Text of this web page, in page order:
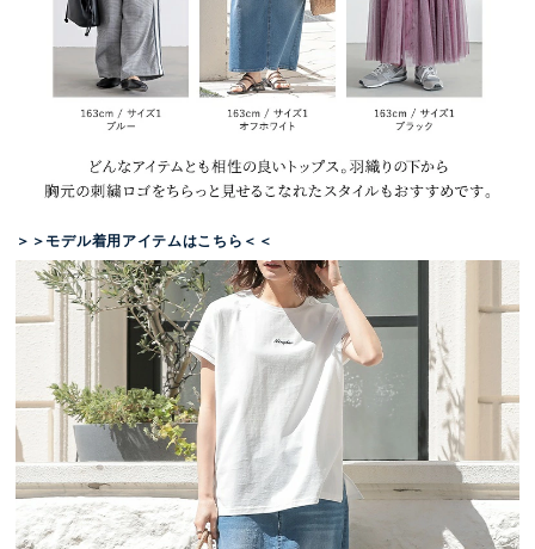
＞＞モデル着用アイテムはこちら＜＜